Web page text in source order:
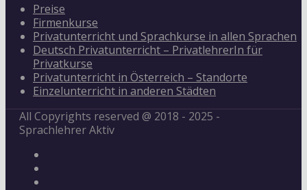
Preise
Firmenkurse
Privatunterricht und Sprachkurse in allen Sprachen
Deutsch Privatunterricht – PrivatlehrerIn für
Privatkurse
Privatunterricht in Österreich – Standorte
Einzelunterricht in anderen Städten
All Copyrights reserved @ 2018 - 2025 -
Sprachlehrer Aktiv